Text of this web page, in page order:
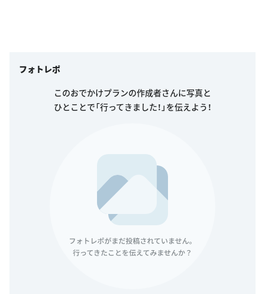
フォトレポ
このおでかけプランの作成者さんに写真と
ひとことで「行ってきました！」を伝えよう！